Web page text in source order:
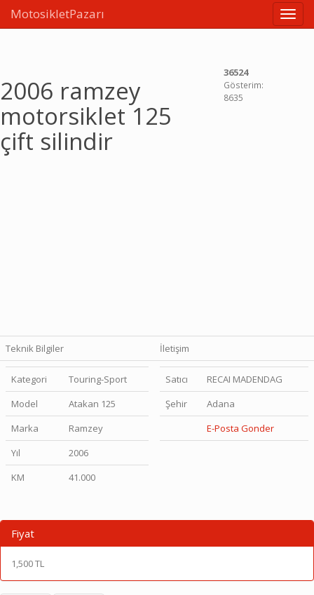
MotosikletPazarı
2006 ramzey
motorsiklet 125
çift silindir
36524
Gösterim:
8635
Teknik Bilgiler İletişim
Kategori
Touring-Sport
Model
Atakan 125
Marka
Ramzey
Yıl
2006
KM
41.000
Satıcı
RECAI MADENDAG
Şehir
Adana
E-Posta Gonder
Fiyat
1,500 TL